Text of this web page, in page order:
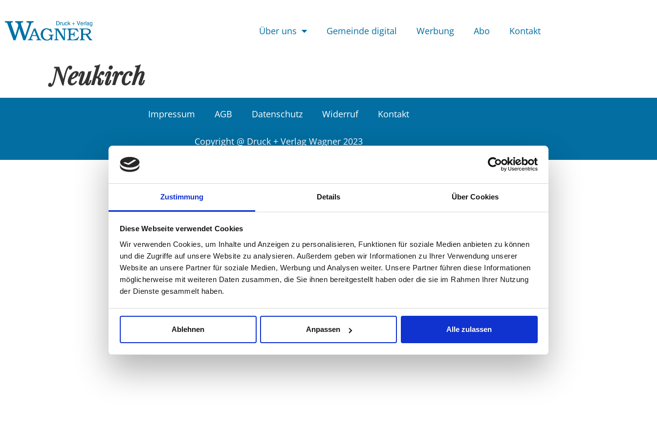
Zustimmung Details Über Cookies
Diese Webseite verwendet Cookies
Wir verwenden Cookies, um Inhalte und Anzeigen zu personalisieren, Funktionen für soziale Medien anbieten zu können
und die Zugriffe auf unsere Website zu analysieren. Außerdem geben wir Informationen zu Ihrer Verwendung unserer
Website an unsere Partner für soziale Medien, Werbung und Analysen weiter. Unsere Partner führen diese Informationen
möglicherweise mit weiteren Daten zusammen, die Sie ihnen bereitgestellt haben oder die sie im Rahmen Ihrer Nutzung
der Dienste gesammelt haben.
Ablehnen Anpassen Alle zulassen
Über uns Gemeinde digital Werbung Abo Kontakt
Neukirch
Impressum AGB Datenschutz Widerruf Kontakt
Copyright @ Druck + Verlag Wagner 2023